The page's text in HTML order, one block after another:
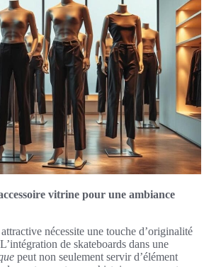
vitrine pour une ambiance
nécessite une touche d’originalité
de skateboards dans une
peut non seulement servir d’élément